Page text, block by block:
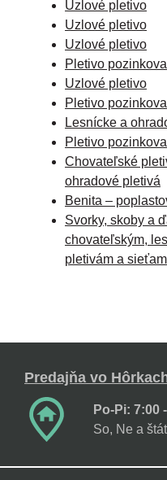
Uzlové pletivo
Uzlové pletivo
Uzlové pletivo
Pletivo
Uzlové pletivo
Pletivo
Lesnícke a
Pletivo
Chovateľské
ohradové pletivá
Benita –
Svorky, skoby a
chovateľským,
pletivám a sieťam
Predajňa vo
Po-Pi: 7:00
So, Ne a